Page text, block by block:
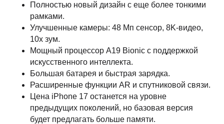
Полностью новый дизайн с еще более тонкими
рамками.
Улучшенные камеры: 48 Мп сенсор, 8K-видео,
10x зум.
Мощный процессор A19 Bionic с поддержкой
искусственного интеллекта.
Большая батарея и быстрая зарядка.
Расширенные функции AR и спутниковой связи.
Цена iPhone 17 останется на уровне
предыдущих поколений, но базовая версия
будет предлагать больше памяти.